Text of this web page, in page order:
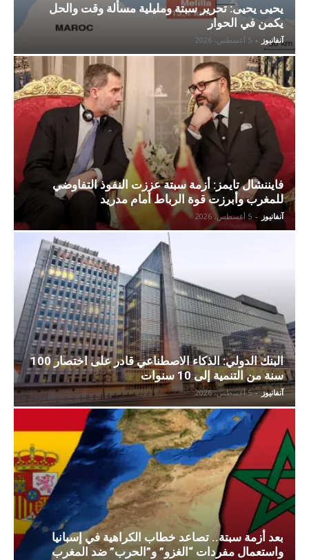
يحيى يحيى: تحرير سبتة ومليلية مسألة وقت والحل
يكمن في الحوار
آنفانيوز - 5 أغسطس، 2026
فايننشال تايمز: أزمة سبتة عززت النفوذ التفاوضي
للمغرب وأبرزت قوة الرباط أمام مدريد
آنفانيوز - 5 أغسطس، 2026
البنك الدولي: الذكاء الاصطناعي قادر على اختصار 100
سنة من التنمية إلى 10 سنوات
آنفانيوز - 5 أغسطس، 2026
بعد أزمة سبتة.. تصاعد خطاب الكراهية في إسبانيا
واستعمال مفردات “الغزو” و”الحرب” ضد المغرب